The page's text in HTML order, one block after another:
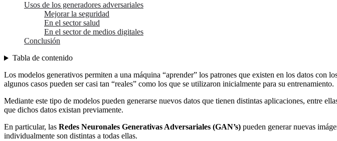
Usos de los generadores adversariales
Mejorar la seguridad
En el sector salud
En el sector de medios digitales
Conclusión
Tabla de contenido
Los modelos generativos permiten a una máquina “aprender” los patrones que existen en los datos con
algunos casos pueden ser casi tan “reales” como los que se utilizaron inicialmente para su entrenamiento.
Mediante este tipo de modelos pueden generarse nuevos datos que tienen distintas aplicaciones, entre
que dichos datos existan previamente.
En particular, las Redes Neuronales Generativas Adversariales (GAN’s) pueden generar nuevas
individualmente son distintas a todas ellas.